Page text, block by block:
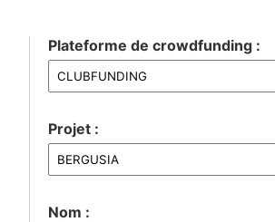
Plateforme de crowdfunding :
Projet :
Nom :